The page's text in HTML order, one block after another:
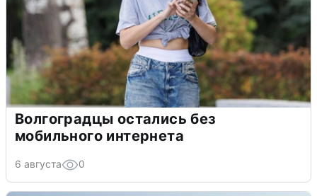
Волгоградцы остались без
мобильного интернета
6 августа 0